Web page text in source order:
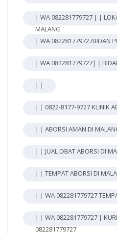
| WA 082281779727 | |
MALANG
| WA 082281779727BIDAN
| WA 082281779727| |
| |
| | 0822-8177-9727 KLINIK
| | ABORSI AMAN DI
| | JUAL OBAT ABORSI DI
| | TEMPAT ABORSI DI
| | WA 082281779727
| | WA 082281779727 |
082281779727